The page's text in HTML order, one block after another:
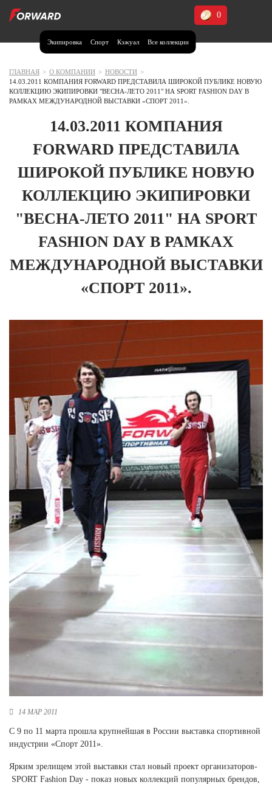
Экипировка Спорт Кэжуал Все коллекции
0
Москва и МО
Волгоградская область (1)
Воронежская область (1)
Иркутская область (2)
Калининградская область (1)
Краснодарский край (5)
Курская область (1)
Москва и МО (14)
Нижегородская область (1)
Новосибирская область (3)
Ростовская область (2)
Самарская область (1)
Санкт-Петербург и ЛО (3)
Саратовская область (1)
Свердловская область (5)
Северная Осетия (2)
Смоленская область (1)
Ставропольский край (5)
Томская область (1)
Тульская область (1)
Тюменская область (3)
Хакасия (1)
Ханты-Мансийский автономный округ (3)
Челябинская область (2)
Ямало-Ненецкий автономный округ (1)
ГЛАВНАЯ > О КОМПАНИИ > НОВОСТИ >
14.03.2011 КОМПАНИЯ FORWARD ПРЕДСТАВИЛА ШИРОКОЙ ПУБЛИКЕ НОВУЮ
КОЛЛЕКЦИЮ ЭКИПИРОВКИ "ВЕСНА-ЛЕТО 2011" НА SPORT FASHION DAY В
РАМКАХ МЕЖДУНАРОДНОЙ ВЫСТАВКИ «СПОРТ 2011».
14.03.2011 КОМПАНИЯ
FORWARD ПРЕДСТАВИЛА
ШИРОКОЙ ПУБЛИКЕ НОВУЮ
КОЛЛЕКЦИЮ ЭКИПИРОВКИ
"ВЕСНА-ЛЕТО 2011" НА SPORT
FASHION DAY В РАМКАХ
МЕЖДУНАРОДНОЙ ВЫСТАВКИ
«СПОРТ 2011».
14 МАР 2011
C 9 по 11 марта прошла крупнейшая в России выставка спортивной
индустрии «Спорт 2011».
Ярким зрелищем этой выставки стал новый проект организаторов-
SPORT Fashion Day - показ новых коллекций популярных брендов,